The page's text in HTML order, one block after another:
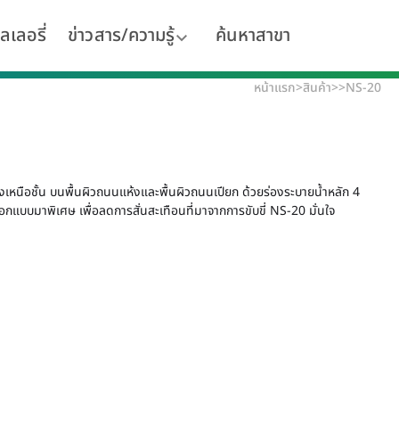
เลอรี่ ข่าวสาร/ความรู้ ค้นหาสาขา
หน้าแรก>สินค้า>>NS-20
หนือชั้น บนพื้นผิวถนนแห้งและพื้นผิวถนนเปียก ด้วยร่องระบายน้ำหลัก 4
แบบมาพิเศษ เพื่อลดการสั่นสะเทือนที่มาจากการขับขี่ NS-20 มั่นใจ